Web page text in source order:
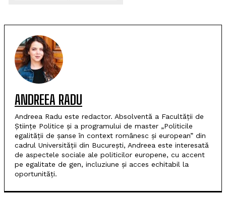
ANDREEA RADU
Andreea Radu este redactor. Absolventă a Facultății de
Științe Politice și a programului de master „Politicile
egalității de șanse în context românesc și european” din
cadrul Universității din București, Andreea este interesată
de aspectele sociale ale politicilor europene, cu accent
pe egalitate de gen, incluziune și acces echitabil la
oportunități.